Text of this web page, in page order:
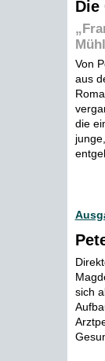
Die
Von
aus
die
sich